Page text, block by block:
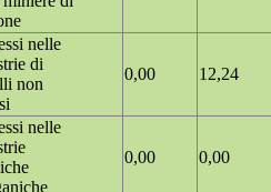
nelle
di
non
0,00 12,24
nelle
0,00 0,00